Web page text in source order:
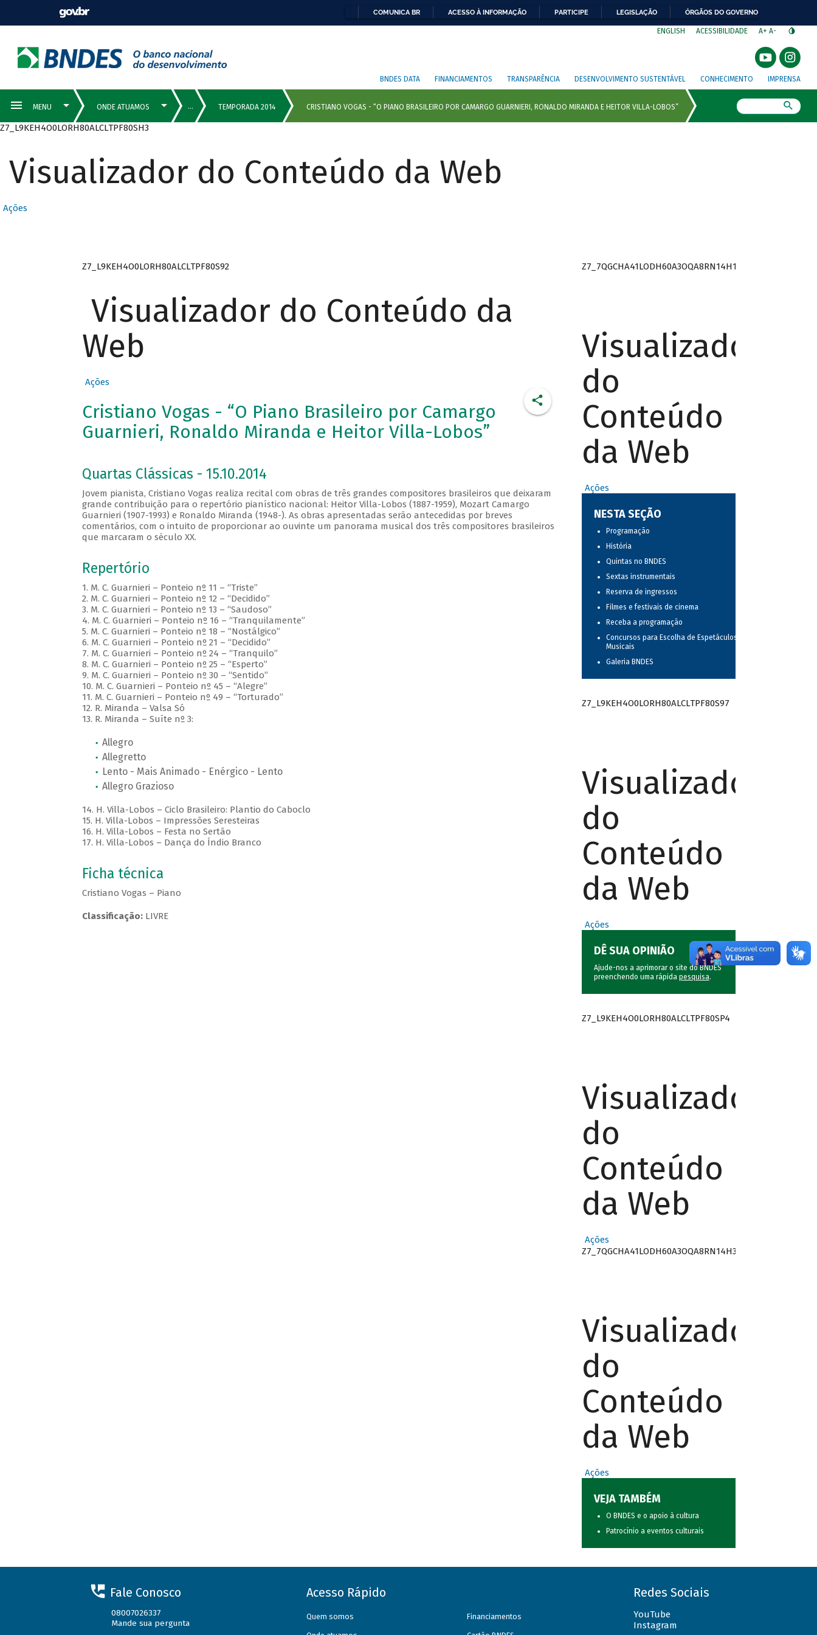
COMUNICA BR ACESSO À INFORMAÇÃO PARTICIPE LEGISLAÇÃO ÓRGÃOS DO GOVERNO
ENGLISH ACESSIBILIDADE A+ A-
BNDES DATA FINANCIAMENTOS TRANSPARÊNCIA DESENVOLVIMENTO SUSTENTÁVEL CONHECIMENTO IMPRENSA
Z7_L9KEH4O0LORH80ALCLTPF80SH3
Visualizador do Conteúdo da Web
Ações
Z7_L9KEH4O0LORH80ALCLTPF80S92
Visualizador do Conteúdo da
Web
Ações
Cristiano Vogas - “O Piano Brasileiro por Camargo
Guarnieri, Ronaldo Miranda e Heitor Villa-Lobos”
Quartas Clássicas - 15.10.2014
Jovem pianista, Cristiano Vogas realiza recital com obras de três grandes compositores brasileiros que deixaram
grande contribuição para o repertório pianístico nacional: Heitor Villa-Lobos (1887-1959), Mozart Camargo
Guarnieri (1907-1993) e Ronaldo Miranda (1948-). As obras apresentadas serão antecedidas por breves
comentários, com o intuito de proporcionar ao ouvinte um panorama musical dos três compositores brasileiros
que marcaram o século XX.
Repertório
1. M. C. Guarnieri – Ponteio nº 11 – “Triste”
2. M. C. Guarnieri – Ponteio nº 12 – “Decidido”
3. M. C. Guarnieri – Ponteio nº 13 – “Saudoso”
4. M. C. Guarnieri – Ponteio nº 16 – “Tranquilamente”
5. M. C. Guarnieri – Ponteio nº 18 – “Nostálgico”
6. M. C. Guarnieri – Ponteio nº 21 – “Decidido”
7. M. C. Guarnieri – Ponteio nº 24 – “Tranquilo”
8. M. C. Guarnieri – Ponteio nº 25 – “Esperto”
9. M. C. Guarnieri – Ponteio nº 30 – “Sentido”
10. M. C. Guarnieri – Ponteio nº 45 – “Alegre”
11. M. C. Guarnieri – Ponteio nº 49 – “Torturado”
12. R. Miranda – Valsa Só
13. R. Miranda – Suíte nº 3:
Allegro
Allegretto
Lento - Mais Animado - Enérgico - Lento
Allegro Grazioso
14. H. Villa-Lobos – Ciclo Brasileiro: Plantio do Caboclo
15. H. Villa-Lobos – Impressões Seresteiras
16. H. Villa-Lobos – Festa no Sertão
17. H. Villa-Lobos – Dança do Índio Branco
Ficha técnica
Cristiano Vogas – Piano
Classificação:LIVRE
Z7_7QGCHA41LODH60A3OQA8RN14H1
Visualizador
do
Conteúdo
da Web
Ações
NESTA SEÇÃO
Programação
História
Quintas no BNDES
Sextas instrumentais
Reserva de ingressos
Filmes e festivais de cinema
Receba a programação
Concursos para Escolha de Espetáculos
Musicais
Galeria BNDES
Z7_L9KEH4O0LORH80ALCLTPF80S97
Visualizador
do
Conteúdo
da Web
Ações
DÊ SUA OPINIÃO
Ajude-nos a aprimorar o site do BNDES
preenchendo uma rápida pesquisa.
Z7_L9KEH4O0LORH80ALCLTPF80SP4
Visualizador
do
Conteúdo
da Web
Ações
Z7_7QGCHA41LODH60A3OQA8RN14H3
Visualizador
do
Conteúdo
da Web
Ações
VEJA TAMBÉM
O BNDES e o apoio à cultura
Patrocínio a eventos culturais
Fale Conosco
08007026337
Mande sua pergunta
Acesso Rápido
Quem somos Financiamentos
Redes Sociais
YouTube
Instagram